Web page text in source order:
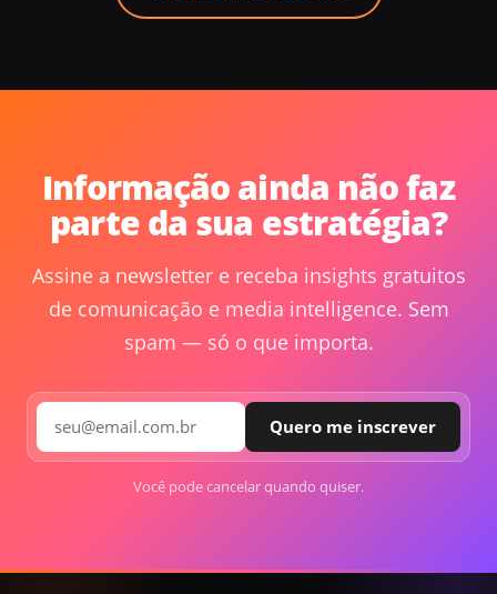
Informação ainda não faz
parte da sua estratégia?
Assine a newsletter e receba insights gratuitos
de comunicação e media intelligence. Sem
spam — só o que importa.
Quero me inscrever
Você pode cancelar quando quiser.